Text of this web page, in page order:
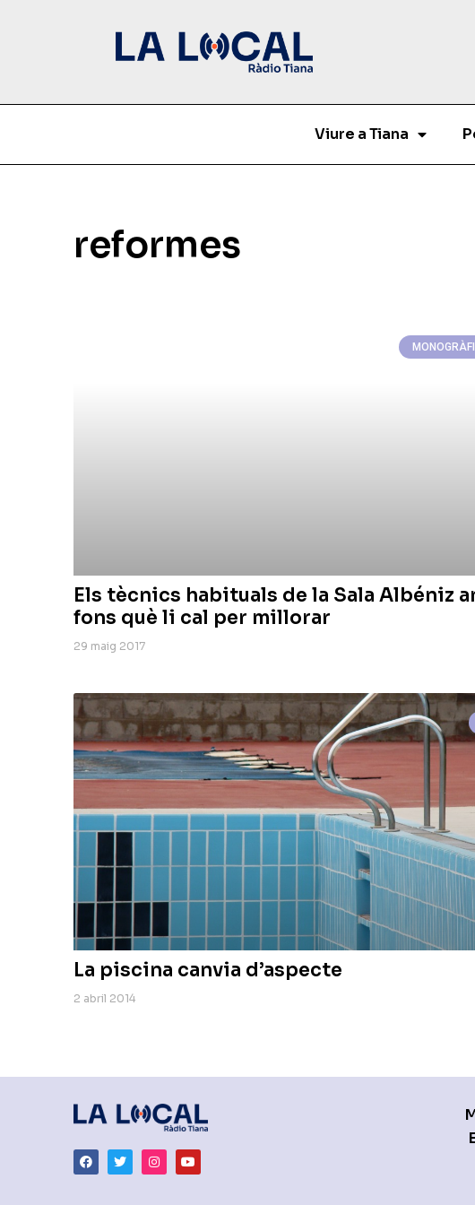
Viure a Tiana
reformes
Els tècnics habituals de la Sala Albéniz
fons què li cal per millorar
29 maig 2017
La piscina canvia d’aspecte
2 abril 2014